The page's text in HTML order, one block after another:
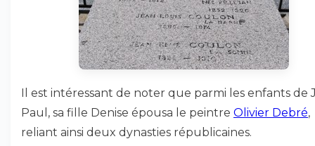
Il est intéressant de noter que parmi les enfants de
Paul, sa fille Denise épousa le peintre Olivier Debré,
reliant ainsi deux dynasties républicaines.